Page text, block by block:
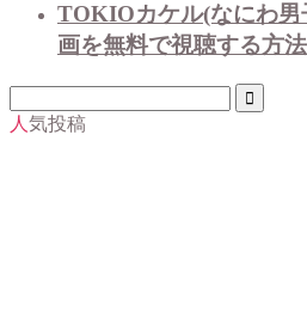
TOKIOカケル(なにわ男
画を無料で視聴する方法
人気投稿